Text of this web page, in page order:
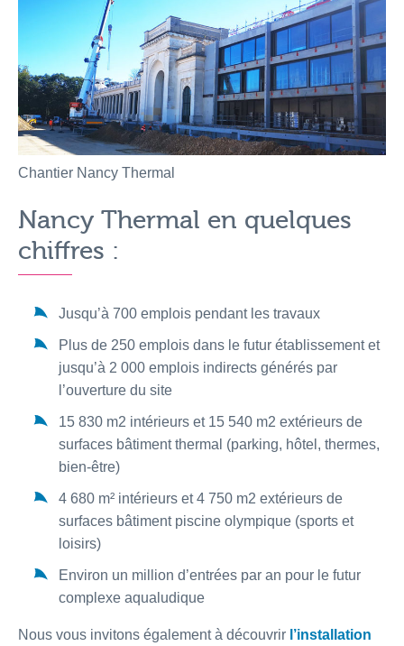
Chantier Nancy Thermal
Nancy Thermal en quelques
chiffres :
Jusqu’à 700 emplois pendant les travaux
Plus de 250 emplois dans le futur établissement et
jusqu’à 2 000 emplois indirects générés par
l’ouverture du site
15 830 m2 intérieurs et 15 540 m2 extérieurs de
surfaces bâtiment thermal (parking, hôtel, thermes,
bien-être)
4 680 m² intérieurs et 4 750 m2 extérieurs de
surfaces bâtiment piscine olympique (sports et
loisirs)
Environ un million d’entrées par an pour le futur
complexe aqualudique
Nous vous invitons également à découvrir l’installation